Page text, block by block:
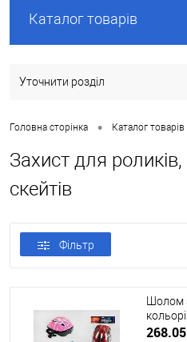
Каталог товарів
Уточнити розділ
Головна сторінка • Каталог товарів
Захист для
скейтів
Фільтр
Шолом